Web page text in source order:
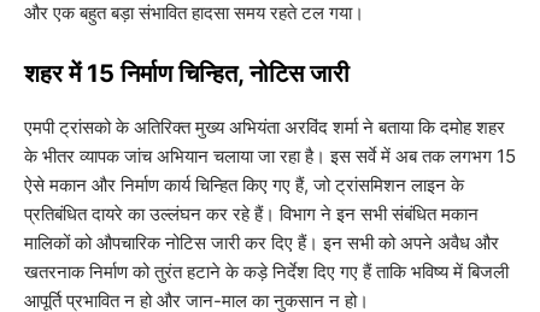
और एक बहुत बड़ा संभावित हादसा समय रहते टल गया।
​शहर में 15 निर्माण चिन्हित, नोटिस जारी
​एमपी ट्रांसको के अतिरिक्त मुख्य अभियंता अरविंद शर्मा ने बताया कि दमोह शहर
के भीतर व्यापक जांच अभियान चलाया जा रहा है। इस सर्वे में अब तक लगभग 15
ऐसे मकान और निर्माण कार्य चिन्हित किए गए हैं, जो ट्रांसमिशन लाइन के
प्रतिबंधित दायरे का उल्लंघन कर रहे हैं। विभाग ने इन सभी संबंधित मकान
मालिकों को औपचारिक नोटिस जारी कर दिए हैं। इन सभी को अपने अवैध और
खतरनाक निर्माण को तुरंत हटाने के कड़े निर्देश दिए गए हैं ताकि भविष्य में बिजली
आपूर्ति प्रभावित न हो और जान-माल का नुकसान न हो।